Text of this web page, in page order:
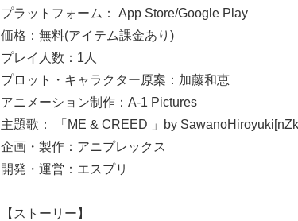
プラットフォーム： App Store/Google Play
価格：無料(アイテム課金あり)
プレイ人数：1人
プロット・キャラクター原案：加藤和恵
アニメーション制作：A-1 Pictures
主題歌： 「ME & CREED 」by
企画・製作：アニプレックス
開発・運営：エスプリ
【ストーリー】